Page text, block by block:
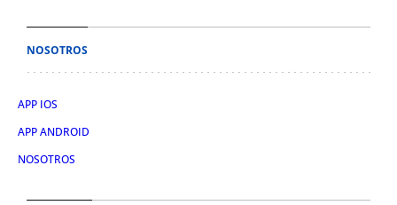
NOSOTROS
APP IOS
APP ANDROID
NOSOTROS